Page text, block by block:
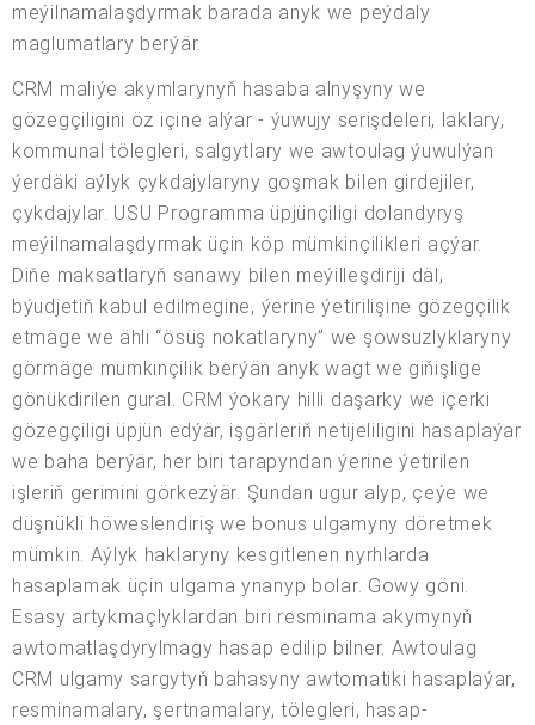
meýilnamalaşdyrmak barada anyk we peýdaly
maglumatlary berýär.
CRM maliýe akymlarynyň hasaba alnyşyny we
gözegçiligini öz içine alýar - ýuwujy serişdeleri, laklary,
kommunal tölegleri, salgytlary we awtoulag ýuwulýan
ýerdäki aýlyk çykdajylaryny goşmak bilen girdejiler,
çykdajylar. USU Programma üpjünçiligi dolandyryş
meýilnamalaşdyrmak üçin köp mümkinçilikleri açýar.
Diňe maksatlaryň sanawy bilen meýilleşdiriji däl,
býudjetiň kabul edilmegine, ýerine ýetirilişine gözegçilik
etmäge we ähli “ösüş nokatlaryny” we şowsuzlyklaryny
görmäge mümkinçilik berýän anyk wagt we giňişlige
gönükdirilen gural. CRM ýokary hilli daşarky we içerki
gözegçiligi üpjün edýär, işgärleriň netijeliligini hasaplaýar
we baha berýär, her biri tarapyndan ýerine ýetirilen
işleriň gerimini görkezýär. Şundan ugur alyp, çeýe we
düşnükli höweslendiriş we bonus ulgamyny döretmek
mümkin. Aýlyk haklaryny kesgitlenen nyrhlarda
hasaplamak üçin ulgama ynanyp bolar. Gowy göni.
Esasy artykmaçlyklardan biri resminama akymynyň
awtomatlaşdyrylmagy hasap edilip bilner. Awtoulag
CRM ulgamy sargytyň bahasyny awtomatiki hasaplaýar,
resminamalary, şertnamalary, tölegleri, hasap-